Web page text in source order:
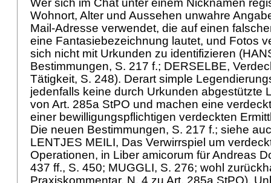
Wer sich im Chat unter einem Nicknamen
Wohnort, Alter und Aussehen unwahre
Mail-Adresse verwendet, die auf einen
eine Fantasiebezeichnung lautet, und Fotos
sich nicht mit Urkunden zu identifizieren
Bestimmungen, S. 217 f.; DERSELBE,
Tätigkeit, S. 248). Derart simple
jedenfalls keine durch Urkunden abgestützte
von Art. 285a StPO und machen eine
einer bewilligungspflichtigen verdeckten
Die neuen Bestimmungen, S. 217 f.; siehe
LENTJES MEILI, Das Verwirrspiel um
Operationen, in Liber amicorum für Andreas
437 ff., S. 450; MUGGLI, S. 276; wohl
Praxiskommentar, N. 4 zu Art. 285a StPO).